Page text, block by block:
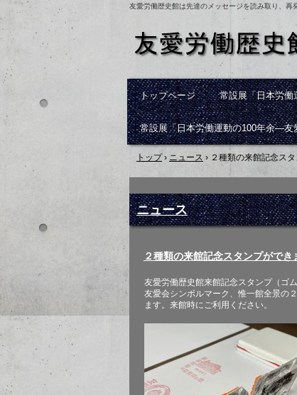
友愛労働歴史館は先達のメッセージを読み取り、再
トップページ 常設展「日本労
常設展「日本労働運動の100年余―友
トップ› ニュース › ２種類の来館記念ス
ニュース
２種類の来館記念スタンプができ
友愛労働歴史館来館記念スタンプ（ゴ
友愛会シンボルマーク、惟一館全景の
ます。来館時にご利用ください。